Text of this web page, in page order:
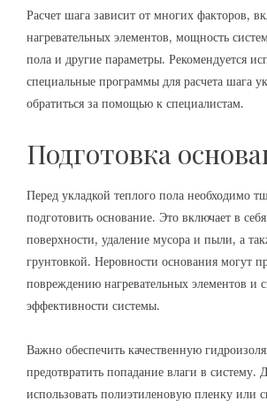
Расчет шага зависит от многих факторов,
нагревательных элементов, мощность
пола и другие параметры. Рекомендуется
специальные программы для расчета шага
обратиться за помощью к специалистам.
Подготовка
Перед укладкой теплого пола необходимо
подготовить основание. Это включает в
поверхности, удаление мусора и пыли, а
грунтовкой. Неровности основания могут
повреждению нагревательных элементов и
эффективности системы.
Важно обеспечить качественную
предотвратить попадание влаги в систему.
использовать полиэтиленовую пленку или